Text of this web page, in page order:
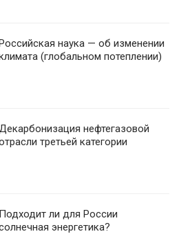
наука — об изменении
(глобальном потеплении)
нефтегазовой
третьей категории
Подходит ли для России
энергетика?